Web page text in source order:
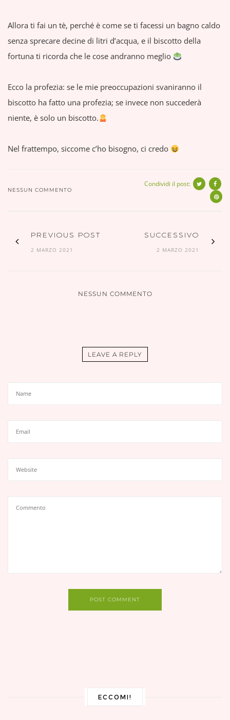
Allora ti fai un tè, perché è come se ti facessi un bagno caldo
senza sprecare decine di litri d’acqua, e il biscotto della
fortuna ti ricorda che le cose andranno meglio
Ecco la profezia: se le mie preoccupazioni svaniranno il
biscotto ha fatto una profezia; se invece non succederà
niente, è solo un biscotto.
Nel frattempo, siccome c’ho bisogno, ci credo
NESSUN COMMENTO
Condividi il post:
PREVIOUS POST
2 MARZO 2021
SUCCESSIVO
2 MARZO 2021
NESSUN COMMENTO
LEAVE A REPLY
POST COMMENT
ECCOMI!